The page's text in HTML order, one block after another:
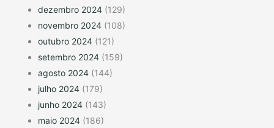
dezembro 2024 (129)
novembro 2024 (108)
outubro 2024 (121)
setembro 2024 (159)
agosto 2024 (144)
julho 2024 (179)
junho 2024 (143)
maio 2024 (186)